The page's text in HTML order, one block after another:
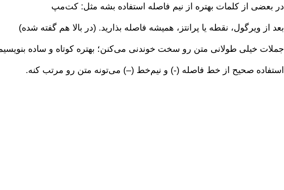
در بعضی از کلمات بهتره از نیم فاصله استفاده بشه مثل: کت‌مپ
بعد از ویرگول، نقطه یا پرانتز، همیشه فاصله بذارید. (در بالا هم گفته شده)
جملات خیلی طولانی متن رو سخت خوندنی می‌کنن؛ بهتره کوتاه و ساده
استفاده صحیح از خط فاصله (-) و نیم‌خط (–) می‌تونه متن رو مرتب کنه.